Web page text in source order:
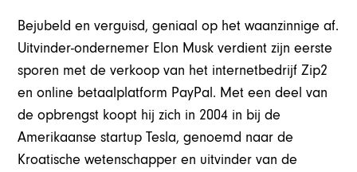
Bejubeld en verguisd, geniaal op het waanzinnige af.
Uitvinder-ondernemer Elon Musk verdient zijn eerste
sporen met de verkoop van het internetbedrijf Zip2
en online betaalplatform PayPal. Met een deel van
de opbrengst koopt hij zich in 2004 in bij de
Amerikaanse startup Tesla, genoemd naar de
Kroatische wetenschapper en uitvinder van de